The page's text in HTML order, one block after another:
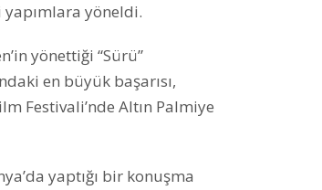
yöneldi.
yönettiği “Sürü”
en büyük başarısı,
Festivali’nde Altın Palmiye
yaptığı bir konuşma